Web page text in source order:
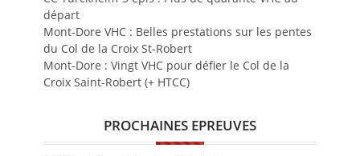
départ
Mont-Dore VHC : Belles prestations sur les pentes
du Col de la Croix St-Robert
Mont-Dore : Vingt VHC pour défier le Col de la
Croix Saint-Robert (+ HTCC)
PROCHAINES EPREUVES